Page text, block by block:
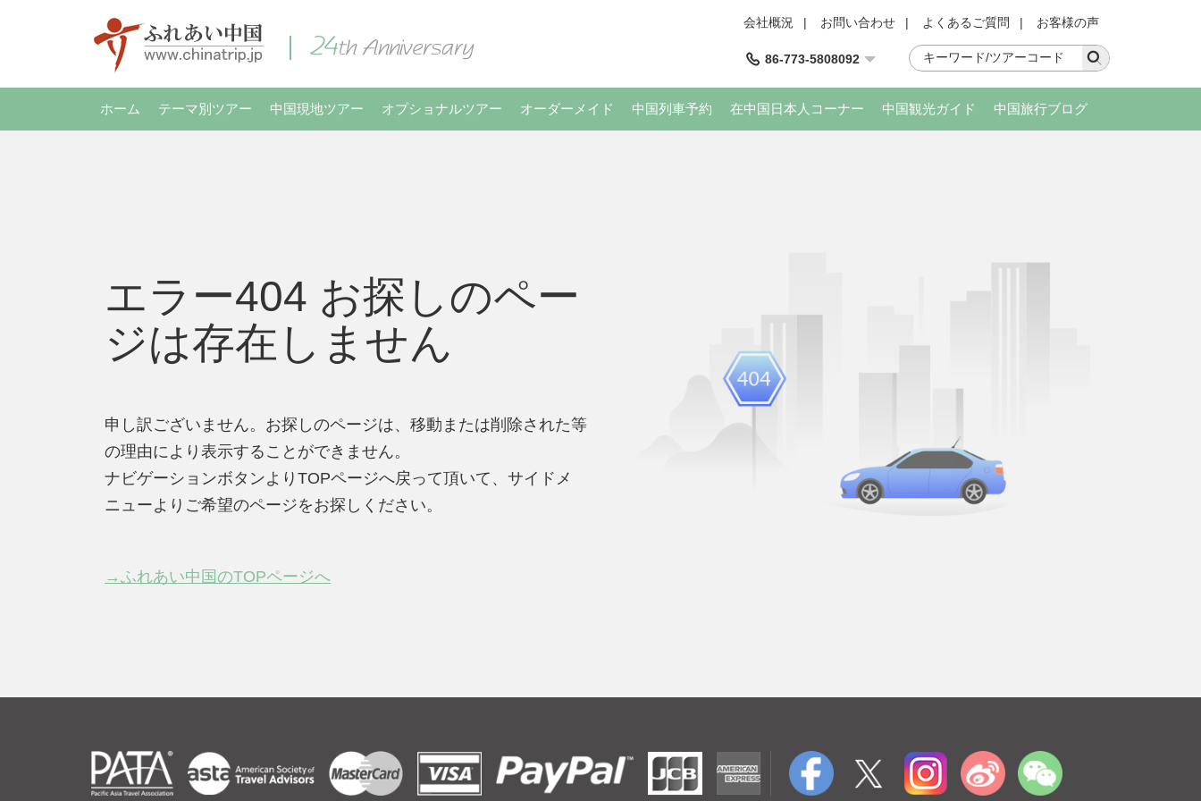
会社概況 | お問い合わせ | よくあるご質問 | お客様の声
86-773-5808092
ホーム テーマ別ツアー 中国現地ツアー オプショナルツアー オーダーメイド 中国列車予約 在中国日本人コーナー 中国観光ガイド 中国旅行ブログ
エラー404 お探しのペー
ジは存在しません
申し訳ございません。お探しのページは、移動または削除された等
の理由により表示することができません。
ナビゲーションボタンよりTOPページへ戻って頂いて、サイドメ
ニューよりご希望のページをお探しください。
→ふれあい中国のTOPページへ